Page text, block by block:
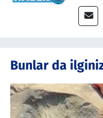
Bunlar da